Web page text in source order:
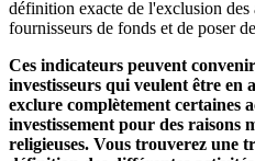
définition exacte de l'exclusion des
fournisseurs de fonds et de poser
Ces indicateurs peuvent
investisseurs qui veulent être en
exclure complètement certaines
investissement pour des raisons
religieuses. Vous trouverez une